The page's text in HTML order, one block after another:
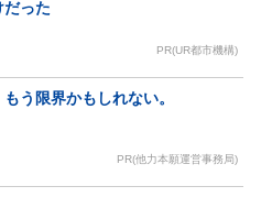
だった
PR(UR都市機構)
う限界かもしれない。
PR(他力本願運営事務局)